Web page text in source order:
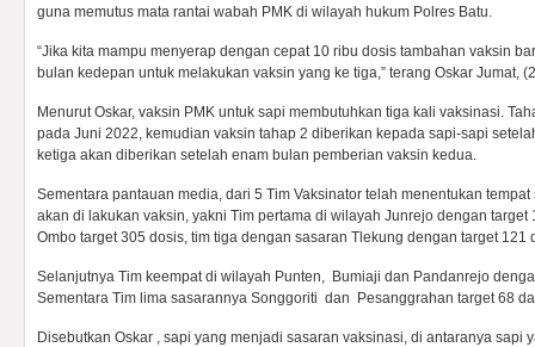
guna memutus mata rantai wabah PMK di wilayah hukum Polres Batu.
“Jika kita mampu menyerap dengan cepat 10 ribu dosis tambahan vaksin
bulan kedepan untuk melakukan vaksin yang ke tiga,” terang Oskar Jumat,
Menurut Oskar, vaksin PMK untuk sapi membutuhkan tiga kali vaksinasi.
pada Juni 2022, kemudian vaksin tahap 2 diberikan kepada sapi-sapi
ketiga akan diberikan setelah enam bulan pemberian vaksin kedua.
Sementara pantauan media, dari 5 Tim Vaksinator telah menentukan
akan di lakukan vaksin, yakni Tim pertama di wilayah Junrejo dengan target
Ombo target 305 dosis, tim tiga dengan sasaran Tlekung dengan target 121
Selanjutnya Tim keempat di wilayah Punten, Bumiaji dan Pandanrejo
Sementara Tim lima sasarannya Songgoriti dan Pesanggrahan target 68
Disebutkan Oskar , sapi yang menjadi sasaran vaksinasi, di antaranya sapi